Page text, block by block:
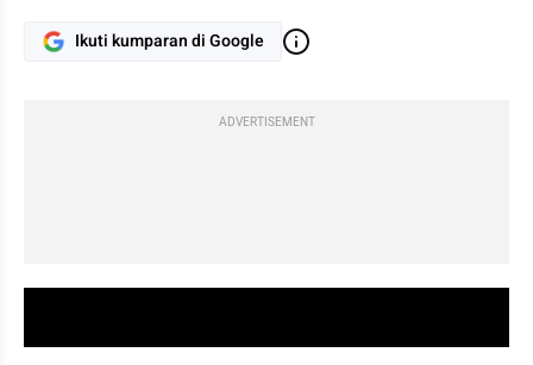
Ikuti kumparan di Google
ADVERTISEMENT